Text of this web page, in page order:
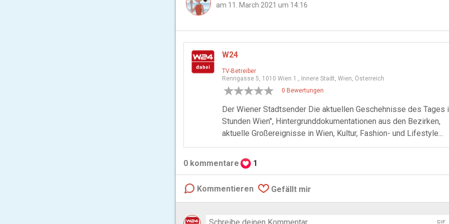
am 11. March 2021 um 14:16
W24
TV-Betreiber
Renngasse 5, 1010 Wien 1., Innere Stadt, Wien, Österreich
0 Bewertungen
Der Wiener Stadtsender Die aktuellen Geschehnisse des Tages
Stunden Wien", Hintergrunddokumentationen aus den Bezirken,
aktuelle Großereignisse in Wien, Kultur, Fashion- und Lifestyle...
0 kommentare 1
Kommentieren Gefällt mir